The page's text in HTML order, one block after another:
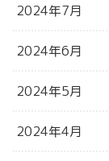
2024年7月
2024年6月
2024年5月
2024年4月